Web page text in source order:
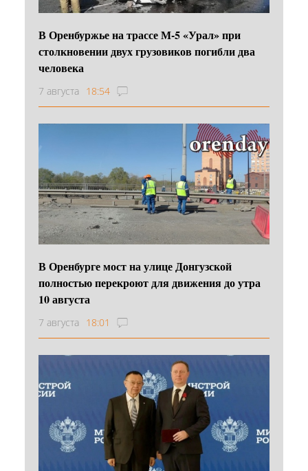
В Оренбуржье на трассе М-5 «Урал» при
столкновении двух грузовиков погибли два
человека
7 августа 18:54
В Оренбурге мост на улице Донгузской
полностью перекроют для движения до утра
10 августа
7 августа 18:01